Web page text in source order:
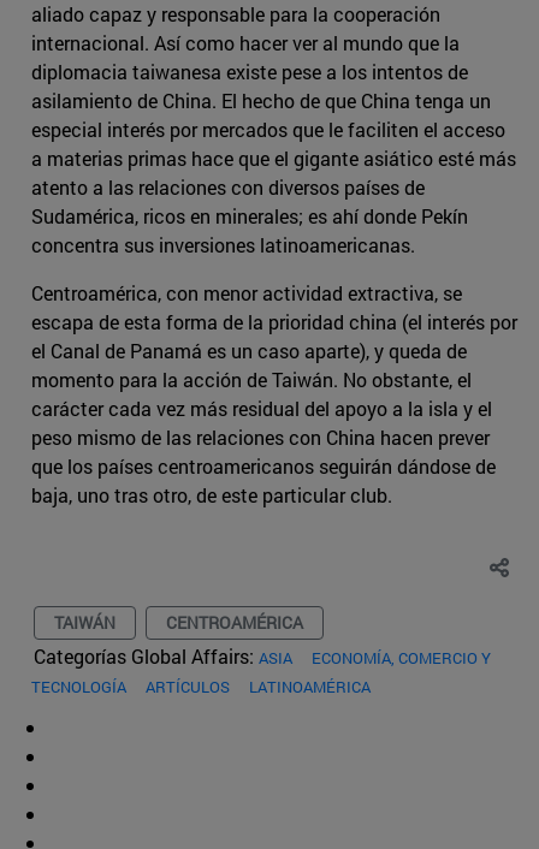
aliado capaz y responsable para la cooperación
internacional. Así como hacer ver al mundo que la
diplomacia taiwanesa existe pese a los intentos de
asilamiento de China. El hecho de que China tenga un
especial interés por mercados que le faciliten el acceso
a materias primas hace que el gigante asiático esté más
atento a las relaciones con diversos países de
Sudamérica, ricos en minerales; es ahí donde Pekín
concentra sus inversiones latinoamericanas.
Centroamérica, con menor actividad extractiva, se
escapa de esta forma de la prioridad china (el interés por
el Canal de Panamá es un caso aparte), y queda de
momento para la acción de Taiwán. No obstante, el
carácter cada vez más residual del apoyo a la isla y el
peso mismo de las relaciones con China hacen prever
que los países centroamericanos seguirán dándose de
baja, uno tras otro, de este particular club.
TAIWÁN CENTROAMÉRICA
Categorías Global Affairs: ASIA
ECONOMÍA, COMERCIO Y
TECNOLOGÍA
ARTÍCULOS LATINOAMÉRICA